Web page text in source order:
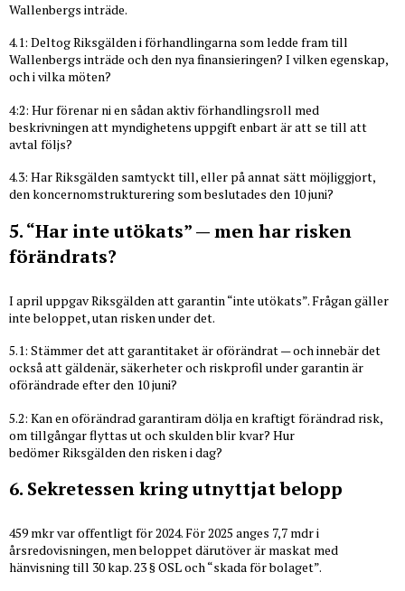
Wallenbergs inträde.
4.1: Deltog Riksgälden i förhandlingarna som ledde fram till
Wallenbergs inträde och den nya finansieringen? I vilken egenskap,
och i vilka möten?
4:2: Hur förenar ni en sådan aktiv förhandlingsroll med
beskrivningen att myndighetens uppgift enbart är att se till att
avtal följs?
4.3: Har Riksgälden samtyckt till, eller på annat sätt möjliggjort,
den koncernomstrukturering som beslutades den 10 juni?
5. “Har inte utökats” — men har risken
förändrats?
I april uppgav Riksgälden att garantin “inte utökats”. Frågan gäller
inte beloppet, utan risken under det.
5.1: Stämmer det att garantitaket är oförändrat — och innebär det
också att gäldenär, säkerheter och riskprofil under garantin är
oförändrade efter den 10 juni?
5.2: Kan en oförändrad garantiram dölja en kraftigt förändrad risk,
om tillgångar flyttas ut och skulden blir kvar? Hur
bedömer Riksgälden den risken i dag?
6. Sekretessen kring utnyttjat belopp
459 mkr var offentligt för 2024. För 2025 anges 7,7 mdr i
årsredovisningen, men beloppet därutöver är maskat med
hänvisning till 30 kap. 23 § OSL och “skada för bolaget”.